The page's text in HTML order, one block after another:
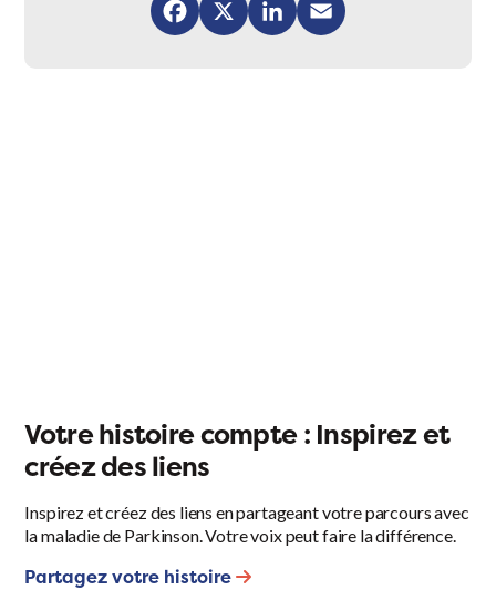
Votre histoire compte : Inspirez et
créez des liens
Inspirez et créez des liens en partageant votre parcours avec
la maladie de Parkinson. Votre voix peut faire la différence.
Partagez votre histoire